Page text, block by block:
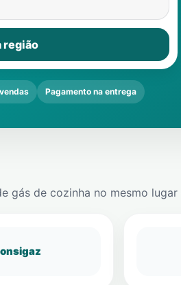
região
Pagamento na entrega
gás de cozinha no mesmo